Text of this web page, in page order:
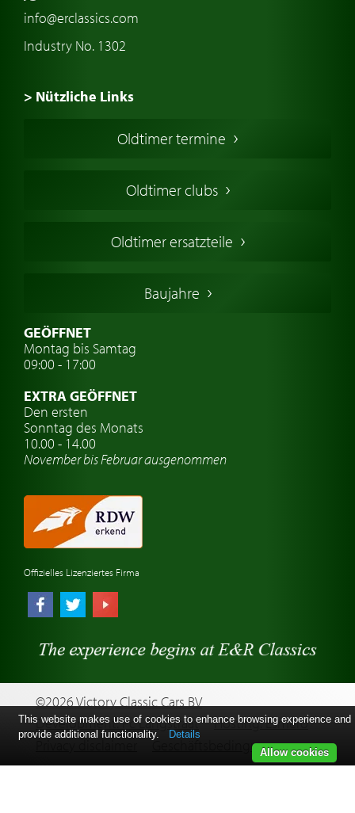
info@erclassics.com
Industry No. 1302
> Nützliche Links
Oldtimers in Europa
Englische Oldtimer
Deutsche Oldtimer
Schwedische Oldtimer
Oldtimer mit h-kennzeichen
Auto Oldtimer Markt
Oldtimer-Versicherung
Oldtimer-Clubs
Oldtimer-Reisen
Automarken uhren
Oldtimer termine
Oldtimer clubs
Oldtimer ersatzteile
Baujahre
GEÖFFNET
Montag bis Samtag
09:00 - 17:00
EXTRA GEÖFFNET
Den ersten
Sonntag des Monats
10.00 - 14.00
November bis Februar ausgenommen
Offizielles Lizenziertes Firma
©2026 Victory Classic Cars BV
Development: Pc Langstraat
Hosting: Esmero
Geschäftsbedingungen
This website makes use of cookies to enhance browsing experience and
provide additional functionality.
Details
Allow cookies